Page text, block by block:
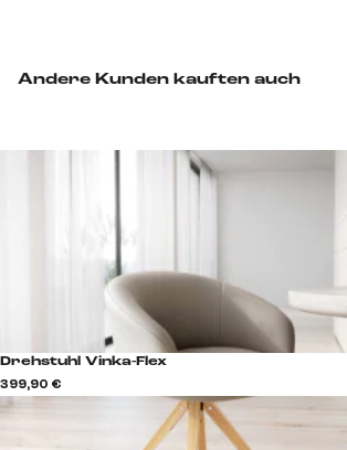
Andere Kunden kauften auch
Drehstuhl Vinka-Flex
399,90 €